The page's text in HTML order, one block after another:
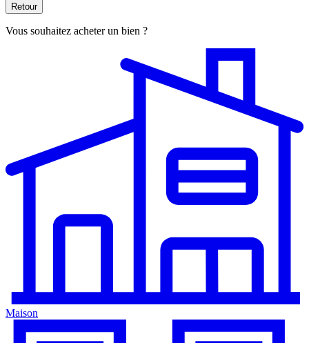
Retour
Vous souhaitez acheter un bien ?
Maison